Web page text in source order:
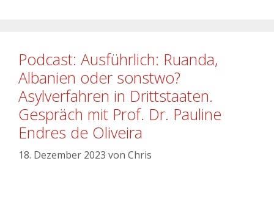
Podcast: Ausführlich: Ruanda,
Albanien oder sonstwo?
Asylverfahren in Drittstaaten.
Gespräch mit Prof. Dr. Pauline
Endres de Oliveira
18. Dezember 2023 von Chris